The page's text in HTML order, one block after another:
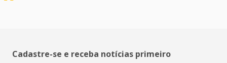
Cadastre-se e receba notícias primeiro